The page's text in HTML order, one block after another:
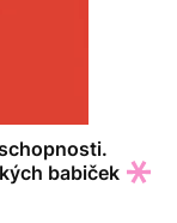
babiček